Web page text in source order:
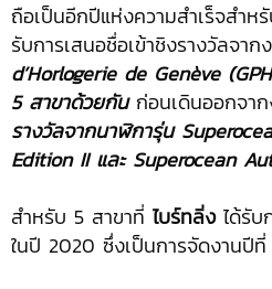
ถือเป็นอีกปีแห่งความสำเร็จสำห
รับการเสนอชื่อเข้าชิงรางวัลจาก
d’Horlogerie de Genève
5 สาขาด้วยกันก่อนเดินออกจาก
รางวัลจากนาฬิการุ่น
Edition II และ Superocean
สำหรับ 5 สาขาที่ ไบร์ทลิ่ง ได้รับ
ในปี 2020 ซึ่งเป็นการจัดงานปี